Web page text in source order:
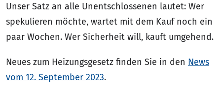
Unser Satz an alle Unentschlossenen lautet: Wer
spekulieren möchte, wartet mit dem Kauf noch ein
paar Wochen. Wer Sicherheit will, kauft umgehend.
Neues zum Heizungsgesetz finden Sie in den News
vom 12. September 2023.